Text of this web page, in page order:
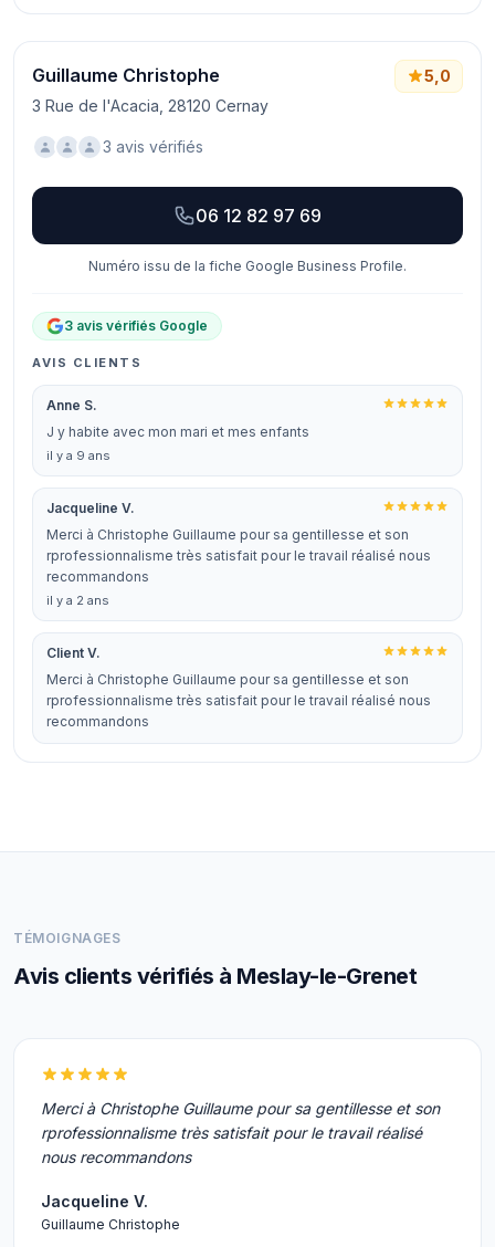
Guillaume Christophe
3 Rue de l'Acacia, 28120 Cernay
5,0
3 avis vérifiés
06 12 82 97 69
Numéro issu de la fiche Google Business Profile.
3 avis vérifiés Google
AVIS CLIENTS
Anne S.
J y habite avec mon mari et mes enfants
il y a 9 ans
Jacqueline V.
Merci à Christophe Guillaume pour sa gentillesse et son
rprofessionnalisme très satisfait pour le travail réalisé nous
recommandons
il y a 2 ans
Client V.
Merci à Christophe Guillaume pour sa gentillesse et son
rprofessionnalisme très satisfait pour le travail réalisé nous
recommandons
TÉMOIGNAGES
Avis clients vérifiés à Meslay-le-Grenet
Merci à Christophe Guillaume pour sa gentillesse et son
rprofessionnalisme très satisfait pour le travail réalisé
nous recommandons
Jacqueline V.
Guillaume Christophe